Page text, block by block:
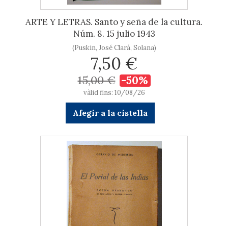
ARTE Y LETRAS. Santo y seña de la cultura.
Núm. 8. 15 julio 1943
(Puskin, José Clará, Solana)
7,50 €
15,00 € -50%
vàlid fins: 10/08/26
Afegir a la cistella